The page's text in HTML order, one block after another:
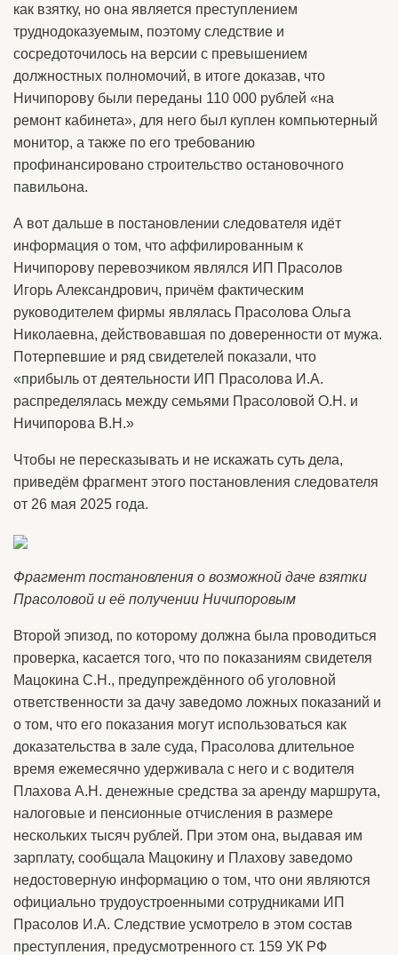
как взятку, но она является преступлением
труднодоказуемым, поэтому следствие и
сосредоточилось на версии с превышением
должностных полномочий, в итоге доказав, что
Ничипорову были переданы 110 000 рублей «на
ремонт кабинета», для него был куплен компьютерный
монитор, а также по его требованию
профинансировано строительство остановочного
павильона.
А вот дальше в постановлении следователя идёт
информация о том, что аффилированным к
Ничипорову перевозчиком являлся ИП Прасолов
Игорь Александрович, причём фактическим
руководителем фирмы являлась Прасолова Ольга
Николаевна, действовавшая по доверенности от мужа.
Потерпевшие и ряд свидетелей показали, что
«прибыль от деятельности ИП Прасолова И.А.
распределялась между семьями Прасоловой О.Н. и
Ничипорова В.Н.»
Чтобы не пересказывать и не искажать суть дела,
приведём фрагмент этого постановления следователя
от 26 мая 2025 года.
Фрагмент постановления о возможной даче взятки
Прасоловой и её получении Ничипоровым
Второй эпизод, по которому должна была проводиться
проверка, касается того, что по показаниям свидетеля
Мацокина С.Н., предупреждённого об уголовной
ответственности за дачу заведомо ложных показаний и
о том, что его показания могут использоваться как
доказательства в зале суда, Прасолова длительное
время ежемесячно удерживала с него и с водителя
Плахова А.Н. денежные средства за аренду маршрута,
налоговые и пенсионные отчисления в размере
нескольких тысяч рублей. При этом она, выдавая им
зарплату, сообщала Мацокину и Плахову заведомо
недостоверную информацию о том, что они являются
официально трудоустроенными сотрудниками ИП
Прасолов И.А. Следствие усмотрело в этом состав
преступления, предусмотренного ст. 159 УК РФ